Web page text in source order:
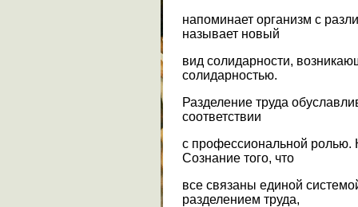
напоминает организм с
называет новый
вид солидарности,
солидарностью.
Разделение труда
соответствии
с профессиональной ролью.
Сознание того, что
все связаны единой
разделением труда,